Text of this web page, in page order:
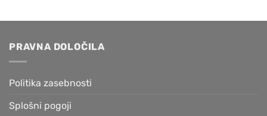
PRAVNA DOLOČILA
Politika zasebnosti
Splošni pogoji